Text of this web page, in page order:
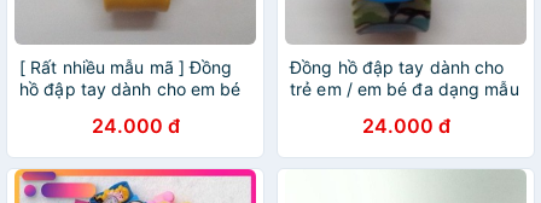
[ Rất nhiều mẫu mã ] Đồng
hồ đập tay dành cho em bé
24.000 đ
Đồng hồ đập tay dành cho
trẻ em / em bé đa dạng mẫu
24.000 đ